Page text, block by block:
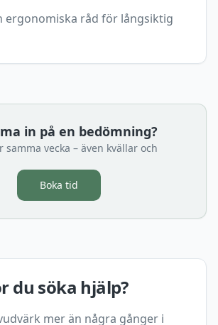
ergonomiska råd för långsiktig
in på en bedömning?
vecka – även kvällar och
Boka tid
du söka hjälp?
mer än några gånger i